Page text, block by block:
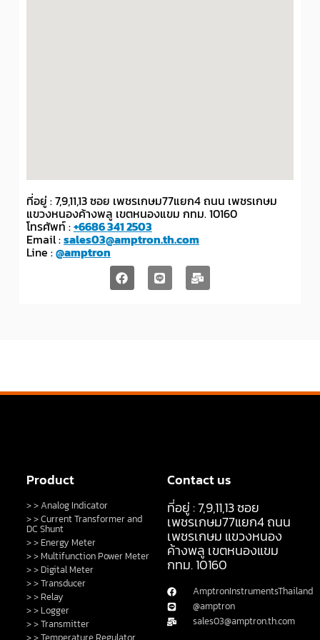
ที่อยู่ : 7,9,11,13 ซอย เพชรเกษม77แยก4 ถนน เพชรเกษม
แขวงหนองค้างพลู เขตหนองแขม กทม. 10160
โทรศัพท์ :+6686 341 2503
Email :sales03@amptron.th.com
Line :@amptron
Product
> > Analog Indicator
> > Current Transformer and
DC Shunt
> > Energy Meter
> > Multifunction Power Meter
> > Digital Meter
> > Transducer
> > Relay
> > Logger
> > Transmitter
Contact us
ที่อยู่ : 7,9,11,13 ซอย
เพชรเกษม77แยก4 ถนน
เพชรเกษม แขวงหนอง
ค้างพลู เขตหนองแขม
กทม. 10160
AmptronInstrumentsThailand
@amptron
sales03@amptron.th.com